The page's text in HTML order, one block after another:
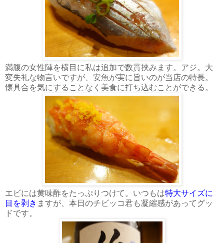
満腹の女性陣を横目に私は追加で数貫挟みます。アジ。大
変失礼な物言いですが、安魚が実に旨いのが当店の特長。
懐具合を気にすることなく美食に打ち込むことができる。
エビには黄味酢をたっぷりつけて。いつもは特大サイズに
目を剥き ますが、本日のチビッコ君も凝縮感があってグッ
ドです。